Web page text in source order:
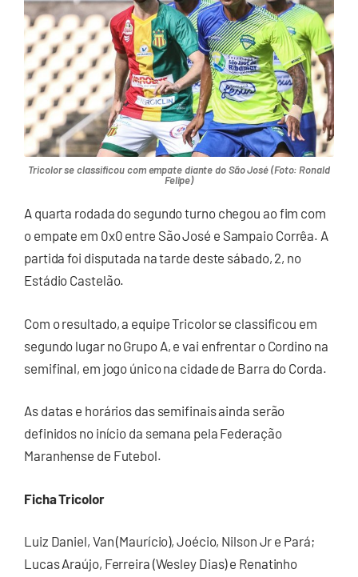
Tricolor se classificou com empate diante do São José (Foto: Ronald
Felipe)
A quarta rodada do segundo turno chegou ao fim com
o empate em 0x0 entre São José e Sampaio Corrêa. A
partida foi disputada na tarde deste sábado, 2, no
Estádio Castelão.
Com o resultado, a equipe Tricolor se classificou em
segundo lugar no Grupo A, e vai enfrentar o Cordino na
semifinal, em jogo único na cidade de Barra do Corda.
As datas e horários das semifinais ainda serão
definidos no início da semana pela Federação
Maranhense de Futebol.
Ficha Tricolor
Luiz Daniel, Van (Maurício), Joécio, Nilson Jr e Pará;
Lucas Araújo, Ferreira (Wesley Dias) e Renatinho